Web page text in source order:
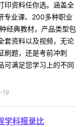
印资料任你选。涵盖全
专业课、200多种职业
经典教材，产品类型包
套资料以及视频，无论
刷题，还是考前冲刺
可满足您学习上的不同
19
学科报录比